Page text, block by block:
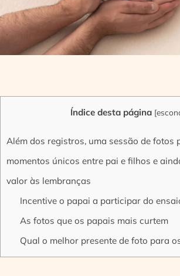
Índice desta página [
Além dos registros, uma sessão de fotos
momentos únicos entre pai e filhos e
valor às lembranças
Incentive o papai a participar do
As fotos que os papais mais curtem
Qual o melhor presente de foto para